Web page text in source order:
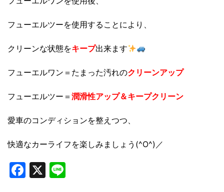
フューエルツーを使用することにより、
クリーンな状態をキープ出来ます
フューエルワン＝たまった汚れのクリーンアップ
フューエルツー＝ 潤滑性アップ＆キープクリーン
愛車のコンディションを整えつつ、
快適なカーライフを楽しみましょう(^O^)／
Facebook
X